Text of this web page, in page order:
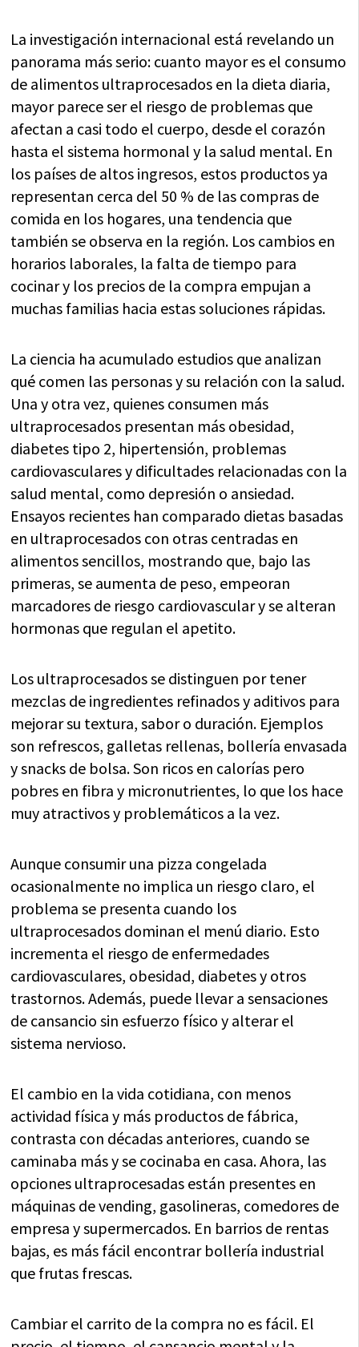
La investigación internacional está revelando un
panorama más serio: cuanto mayor es el consumo
de alimentos ultraprocesados en la dieta diaria,
mayor parece ser el riesgo de problemas que
afectan a casi todo el cuerpo, desde el corazón
hasta el sistema hormonal y la salud mental. En
los países de altos ingresos, estos productos ya
representan cerca del 50 % de las compras de
comida en los hogares, una tendencia que
también se observa en la región. Los cambios en
horarios laborales, la falta de tiempo para
cocinar y los precios de la compra empujan a
muchas familias hacia estas soluciones rápidas.
La ciencia ha acumulado estudios que analizan
qué comen las personas y su relación con la salud.
Una y otra vez, quienes consumen más
ultraprocesados presentan más obesidad,
diabetes tipo 2, hipertensión, problemas
cardiovasculares y dificultades relacionadas con la
salud mental, como depresión o ansiedad.
Ensayos recientes han comparado dietas basadas
en ultraprocesados con otras centradas en
alimentos sencillos, mostrando que, bajo las
primeras, se aumenta de peso, empeoran
marcadores de riesgo cardiovascular y se alteran
hormonas que regulan el apetito.
Los ultraprocesados se distinguen por tener
mezclas de ingredientes refinados y aditivos para
mejorar su textura, sabor o duración. Ejemplos
son refrescos, galletas rellenas, bollería envasada
y snacks de bolsa. Son ricos en calorías pero
pobres en fibra y micronutrientes, lo que los hace
muy atractivos y problemáticos a la vez.
Aunque consumir una pizza congelada
ocasionalmente no implica un riesgo claro, el
problema se presenta cuando los
ultraprocesados dominan el menú diario. Esto
incrementa el riesgo de enfermedades
cardiovasculares, obesidad, diabetes y otros
trastornos. Además, puede llevar a sensaciones
de cansancio sin esfuerzo físico y alterar el
sistema nervioso.
El cambio en la vida cotidiana, con menos
actividad física y más productos de fábrica,
contrasta con décadas anteriores, cuando se
caminaba más y se cocinaba en casa. Ahora, las
opciones ultraprocesadas están presentes en
máquinas de vending, gasolineras, comedores de
empresa y supermercados. En barrios de rentas
bajas, es más fácil encontrar bollería industrial
que frutas frescas.
Cambiar el carrito de la compra no es fácil. El